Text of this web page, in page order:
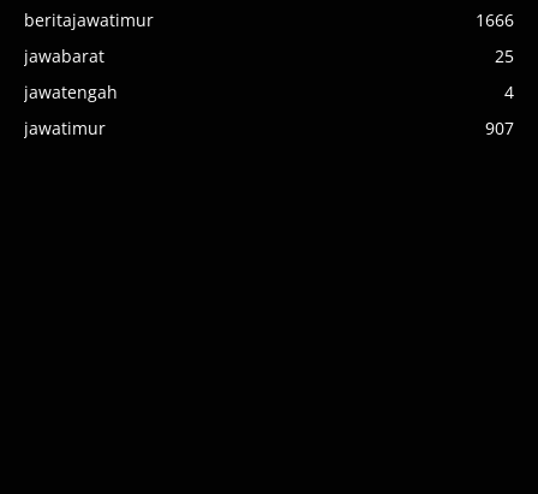
beritajawatimur
1666
jawabarat
25
jawatengah
4
jawatimur
907